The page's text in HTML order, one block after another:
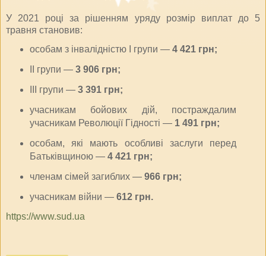
У 2021 році за рішенням уряду розмір виплат до 5
травня становив:
особам з інвалідністю I групи —4 421 грн;
II групи — 3 906 грн;
III групи —3 391 грн;
учасникам бойових дій, постраждалим
учасникам Революції Гідності — 1 491 грн;
особам, які мають особливі заслуги перед
Батьківщиною —4 421 грн;
членам сімей загиблих — 966 грн;
учасникам війни — 612 грн.
https://www.sud.ua